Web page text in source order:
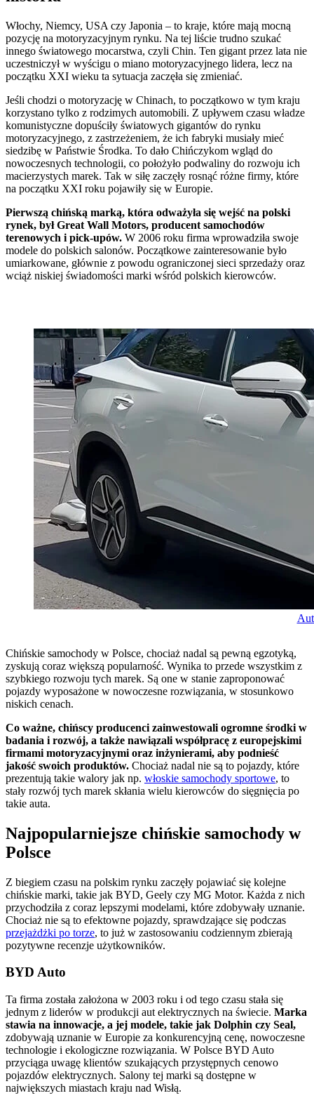
Włochy, Niemcy, USA czy Japonia – to kraje, które mają mocną
pozycję na motoryzacyjnym rynku. Na tej liście trudno szukać
innego światowego mocarstwa, czyli Chin. Ten gigant przez lata nie
uczestniczył w wyścigu o miano motoryzacyjnego lidera, lecz na
początku XXI wieku ta sytuacja zaczęła się zmieniać.
Jeśli chodzi o motoryzację w Chinach, to początkowo w tym kraju
korzystano tylko z rodzimych automobili. Z upływem czasu władze
komunistyczne dopuściły światowych gigantów do rynku
motoryzacyjnego, z zastrzeżeniem, że ich fabryki musiały mieć
siedzibę w Państwie Środka. To dało Chińczykom wgląd do
nowoczesnych technologii, co położyło podwaliny do rozwoju ich
macierzystych marek. Tak w siłę zaczęły rosnąć różne firmy, które
na początku XXI roku pojawiły się w Europie.
Pierwszą chińską marką, która odważyła się wejść na polski
rynek, był Great Wall Motors, producent samochodów
terenowych i pick-upów. W 2006 roku firma wprowadziła swoje
modele do polskich salonów. Początkowe zainteresowanie było
umiarkowane, głównie z powodu ograniczonej sieci sprzedaży oraz
wciąż niskiej świadomości marki wśród polskich kierowców.
Chińskie samochody w Polsce, chociaż nadal są pewną egzotyką,
zyskują coraz większą popularność. Wynika to przede wszystkim z
szybkiego rozwoju tych marek. Są one w stanie zaproponować
pojazdy wyposażone w nowoczesne rozwiązania, w stosunkowo
niskich cenach.
Co ważne, chińscy producenci zainwestowali ogromne środki w
badania i rozwój, a także nawiązali współpracę z europejskimi
firmami motoryzacyjnymi oraz inżynierami, aby podnieść
jakość swoich produktów. Chociaż nadal nie są to pojazdy, które
prezentują takie walory jak np. włoskie samochody sportowe, to
stały rozwój tych marek skłania wielu kierowców do sięgnięcia po
takie auta.
Najpopularniejsze chińskie samochody w
Polsce
Z biegiem czasu na polskim rynku zaczęły pojawiać się kolejne
chińskie marki, takie jak BYD, Geely czy MG Motor. Każda z nich
przychodziła z coraz lepszymi modelami, które zdobywały uznanie.
Chociaż nie są to efektowne pojazdy, sprawdzające się podczas
przejażdżki po torze, to już w zastosowaniu codziennym zbierają
pozytywne recenzje użytkowników.
BYD Auto
Ta firma została założona w 2003 roku i od tego czasu stała się
jednym z liderów w produkcji aut elektrycznych na świecie. Marka
stawia na innowacje, a jej modele, takie jak Dolphin czy Seal,
zdobywają uznanie w Europie za konkurencyjną cenę, nowoczesne
technologie i ekologiczne rozwiązania. W Polsce BYD Auto
przyciąga uwagę klientów szukających przystępnych cenowo
pojazdów elektrycznych. Salony tej marki są dostępne w
największych miastach kraju nad Wisłą.